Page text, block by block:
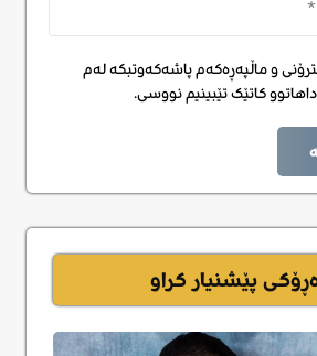
و ماڵپەڕەکەم پاشەکەوتبکە لەم
کاتێک تێبینیم نووسی.
پێشنیار کراو